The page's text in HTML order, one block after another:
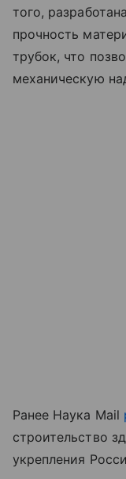
того,
прочность
трубок, что
механическую
Ранее Наука Mail
строительство
укрепления